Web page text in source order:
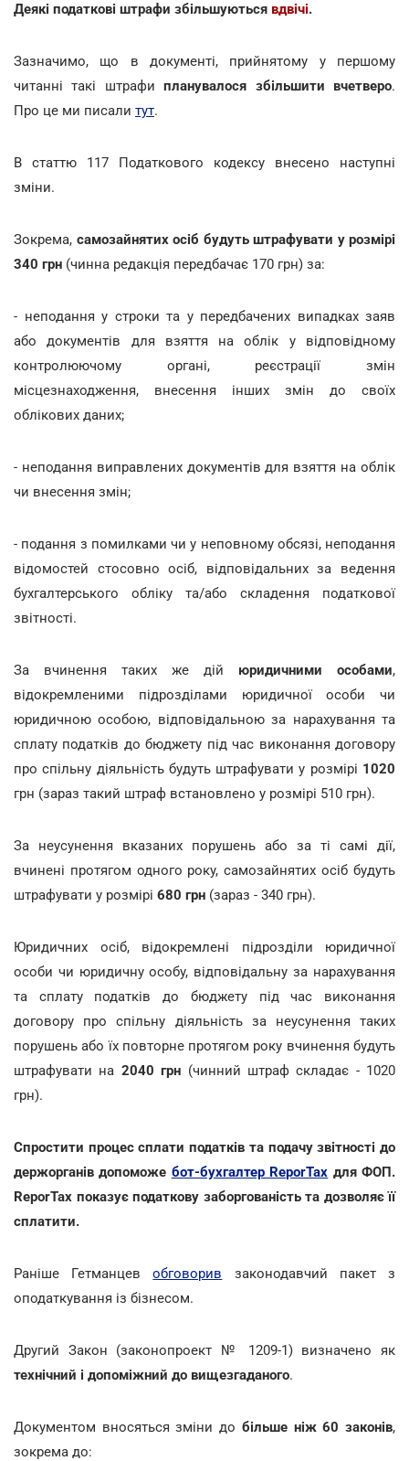
Деякі податкові штрафи збільшуються вдвічі.
Зазначимо, що в документі, прийнятому у першому
читанні такі штрафипланувалося збільшити вчетверо.
Про це ми писали тут.
В статтю 117 Податкового кодексу внесено наступні
зміни.
Зокрема, самозайнятих осіб будуть штрафувати у розмірі
340 грн (чинна редакція передбачає 170 грн) за:
- неподання у строки та у передбачених випадках заяв
або документів для взяття на облік у відповідному
контролюючому органі, реєстрації змін
місцезнаходження, внесення інших змін до своїх
облікових даних;
- неподання виправлених документів для взяття на облік
чи внесення змін;
- подання з помилками чи у неповному обсязі, неподання
відомостей стосовно осіб, відповідальних за ведення
бухгалтерського обліку та/або складення податкової
звітності.
За вчинення таких же дій юридичними особами,
відокремленими підрозділами юридичної особи чи
юридичною особою, відповідальною за нарахування та
сплату податків до бюджету під час виконання договору
про спільну діяльність будуть штрафувати у розмірі 1020
грн (зараз такий штраф встановлено у розмірі 510 грн).
За неусунення вказаних порушень або за ті самі дії,
вчинені протягом одного року, самозайнятих осіб будуть
штрафувати у розмірі 680 грн (зараз - 340 грн).
Юридичних осіб, відокремлені підрозділи юридичної
особи чи юридичну особу, відповідальну за нарахування
та сплату податків до бюджету під час виконання
договору про спільну діяльність за неусунення таких
порушень або їх повторне протягом року вчинення будуть
штрафувати на 2040 грн (чинний штраф складає - 1020
грн).
Спростити процес сплати податків та подачу звітності до
держорганів допоможе бот-бухгалтер ReporTax для ФОП.
ReporTax показує податкову заборгованість та дозволяє її
cплатити.
Раніше Гетманцевобговорив законодавчий пакет з
оподаткування із бізнесом.
Другий Закон (законопроект № 1209-1) визначено як
технічний і допоміжний до вищезгаданого.
Документом вносяться зміни до більше ніж 60 законів,
зокрема до: